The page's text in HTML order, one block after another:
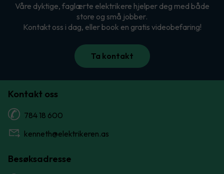
Våre dyktige, faglærte elektrikere hjelper deg med både
store og små jobber.
Kontakt oss i dag, eller book en gratis videobefaring!
Ta kontakt
Kontakt oss
784 18 600
kenneth@elektrikeren.as
Besøksadresse